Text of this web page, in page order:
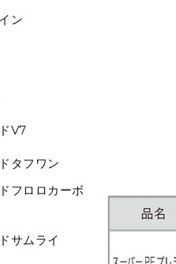
ン
V7
タフワン
フロロカーボ
サムライ